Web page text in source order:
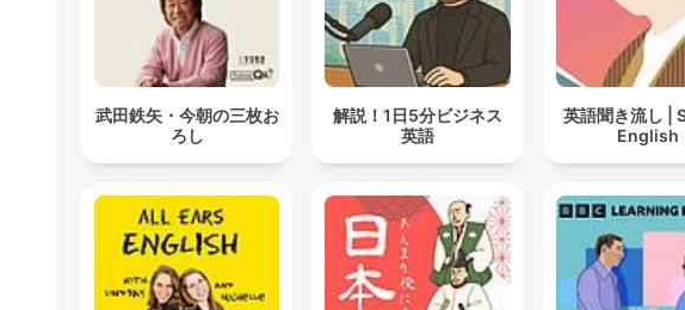
武田鉄矢・今朝の三枚お
ろし
解説！1日5分ビジネス
英語
英語聞き流し |
English